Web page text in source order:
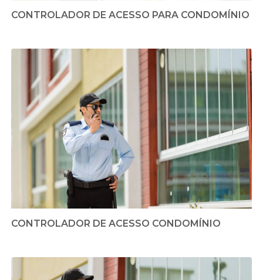
CONTROLADOR DE ACESSO PARA CONDOMÍNIO
CONTROLADOR DE ACESSO CONDOMÍNIO